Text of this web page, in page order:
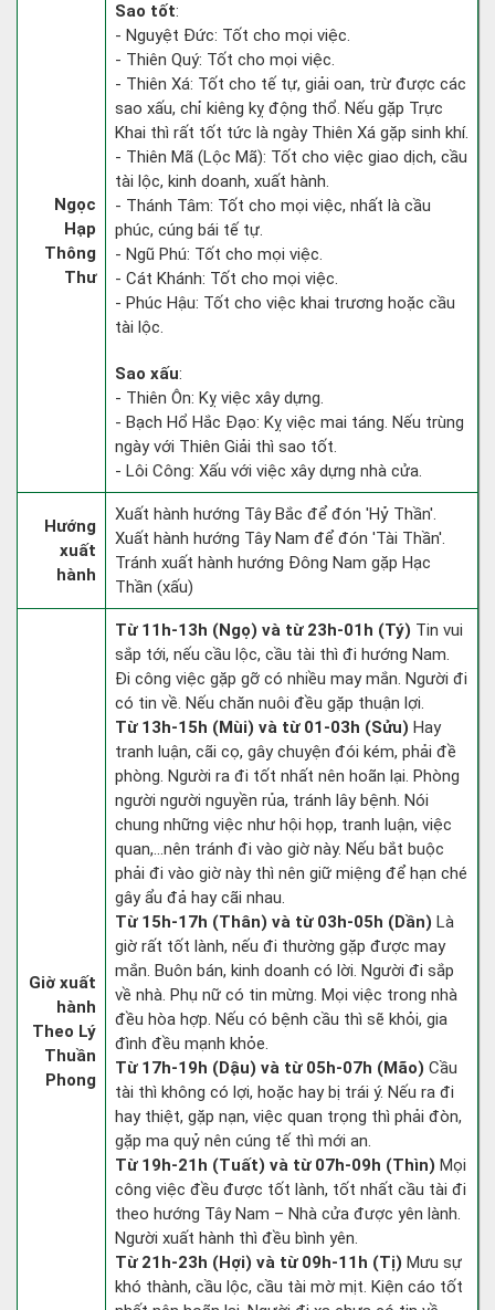
Ngọc
Hạp
Thông
Thư
Sao tốt:
- Nguyệt Đức: Tốt cho mọi việc.
- Thiên Quý: Tốt cho mọi việc.
- Thiên Xá: Tốt cho tế tự, giải oan, trừ được các
sao xấu, chỉ kiêng kỵ động thổ. Nếu gặp Trực
Khai thì rất tốt tức là ngày Thiên Xá gặp sinh khí.
- Thiên Mã (Lộc Mã): Tốt cho việc giao dịch, cầu
tài lộc, kinh doanh, xuất hành.
- Thánh Tâm: Tốt cho mọi việc, nhất là cầu
phúc, cúng bái tế tự.
- Ngũ Phú: Tốt cho mọi việc.
- Cát Khánh: Tốt cho mọi việc.
- Phúc Hậu: Tốt cho việc khai trương hoặc cầu
tài lộc.
Sao xấu:
- Thiên Ôn: Kỵ việc xây dựng.
- Bạch Hổ Hắc Đạo: Kỵ việc mai táng. Nếu trùng
ngày với Thiên Giải thì sao tốt.
- Lôi Công: Xấu với việc xây dựng nhà cửa.
Hướng
xuất
hành
Xuất hành hướng Tây Bắc để đón 'Hỷ Thần'.
Xuất hành hướng Tây Nam để đón 'Tài Thần'.
Tránh xuất hành hướng Đông Nam gặp Hạc
Thần (xấu)
Giờ xuất
hành
Theo Lý
Thuần
Phong
Từ 11h-13h (Ngọ) và từ 23h-01h (Tý) Tin vui
sắp tới, nếu cầu lộc, cầu tài thì đi hướng Nam.
Đi công việc gặp gỡ có nhiều may mắn. Người đi
có tin về. Nếu chăn nuôi đều gặp thuận lợi.
Từ 13h-15h (Mùi) và từ 01-03h (Sửu) Hay
tranh luận, cãi cọ, gây chuyện đói kém, phải đề
phòng. Người ra đi tốt nhất nên hoãn lại. Phòng
người người nguyền rủa, tránh lây bệnh. Nói
chung những việc như hội họp, tranh luận, việc
quan,…nên tránh đi vào giờ này. Nếu bắt buộc
phải đi vào giờ này thì nên giữ miệng để hạn ché
gây ẩu đả hay cãi nhau.
Từ 15h-17h (Thân) và từ 03h-05h (Dần) Là
giờ rất tốt lành, nếu đi thường gặp được may
mắn. Buôn bán, kinh doanh có lời. Người đi sắp
về nhà. Phụ nữ có tin mừng. Mọi việc trong nhà
đều hòa hợp. Nếu có bệnh cầu thì sẽ khỏi, gia
đình đều mạnh khỏe.
Từ 17h-19h (Dậu) và từ 05h-07h (Mão) Cầu
tài thì không có lợi, hoặc hay bị trái ý. Nếu ra đi
hay thiệt, gặp nạn, việc quan trọng thì phải đòn,
gặp ma quỷ nên cúng tế thì mới an.
Từ 19h-21h (Tuất) và từ 07h-09h (Thìn) Mọi
công việc đều được tốt lành, tốt nhất cầu tài đi
theo hướng Tây Nam – Nhà cửa được yên lành.
Người xuất hành thì đều bình yên.
Từ 21h-23h (Hợi) và từ 09h-11h (Tị) Mưu sự
khó thành, cầu lộc, cầu tài mờ mịt. Kiện cáo tốt